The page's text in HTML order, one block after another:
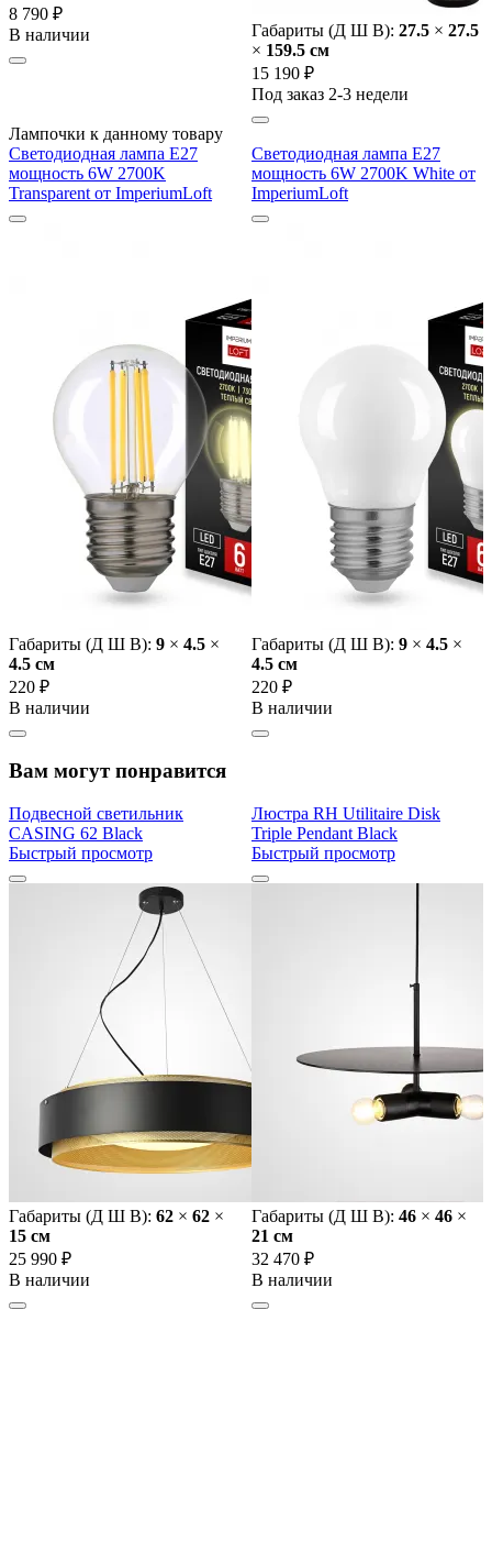
8 790 ₽
В наличии
Габариты (Д Ш В): 27.5 × 27.5
× 159.5 cм
15 190 ₽
Под заказ 2-3 недели
Лампочки к данному товару
Светодиодная лампа E27
мощность 6W 2700K
Transparent от ImperiumLoft
Габариты (Д Ш В): 9 × 4.5 ×
4.5 cм
220 ₽
В наличии
Светодиодная лампа E27
мощность 6W 2700K White от
ImperiumLoft
Габариты (Д Ш В): 9 × 4.5 ×
4.5 cм
220 ₽
В наличии
Вам могут понравится
Подвесной светильник
CASING 62 Black
Быстрый просмотр
Габариты (Д Ш В): 62 × 62 ×
15 cм
25 990 ₽
В наличии
Люстра RH Utilitaire Disk
Triple Pendant Black
Быстрый просмотр
Габариты (Д Ш В): 46 × 46 ×
21 cм
32 470 ₽
В наличии